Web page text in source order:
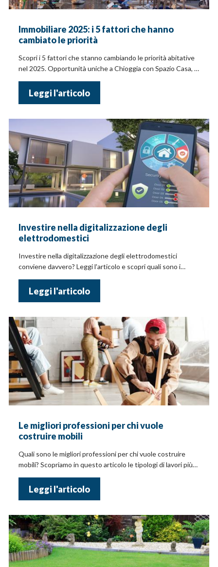
Immobiliare 2025: i 5 fattori che hanno
cambiato le priorità
Scopri i 5 fattori che stanno cambiando le priorità abitative
nel 2025. Opportunità uniche a Chioggia con Spazio Casa, il
Leggi l'articolo
Investire nella digitalizzazione degli
elettrodomestici
Investire nella digitalizzazione degli elettrodomestici
conviene davvero? Leggi l'articolo e scopri quali sono i
Leggi l'articolo
Le migliori professioni per chi vuole
costruire mobili
Quali sono le migliori professioni per chi vuole costruire
mobili? Scopriamo in questo articolo le tipologi di lavori più
Leggi l'articolo